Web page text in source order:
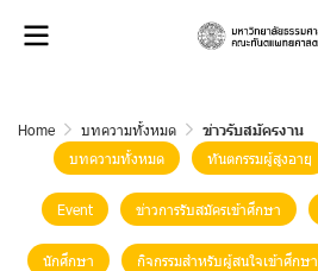
Home บทความทั้งหมด ข่าวรับสมัครงาน
บทความทั้งหมด ทันตกรรมผู้สูงอายุ
Event ข่าวการรับสมัครเข้าศึกษา
นักศึกษา กิจกรรมสำหรับผู้สนใจเข้าศึกษา